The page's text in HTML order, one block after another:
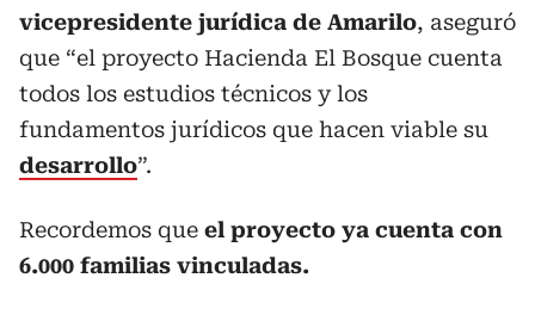
vicepresidente jurídica de Amarilo, aseguró
que “el proyecto Hacienda El Bosque cuenta
todos los estudios técnicos y los
fundamentos jurídicos que hacen viable su
desarrollo”.
Recordemos que el proyecto ya cuenta con
6.000 familias vinculadas.